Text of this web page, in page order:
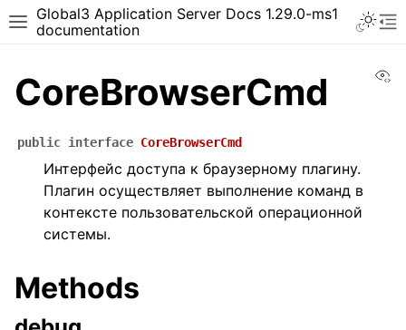
Global3 Application Server Docs 1.29.0-ms1
documentation
CoreBrowserCmd
public interface CoreBrowserCmd
Интерфейс доступа к браузерному плагину.
Плагин осуществляет выполнение команд в
контексте пользовательской операционной
системы.
Methods